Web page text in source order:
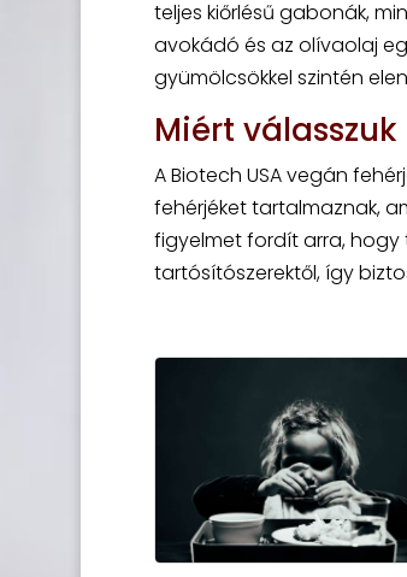
teljes kiőrlésű gabonák,
avokádó és az olívaolaj
gyümölcsökkel szintén
Miért
A Biotech USA vegán
fehérjéket tartalmaznak,
figyelmet fordít arra, hogy
tartósítószerektől, így